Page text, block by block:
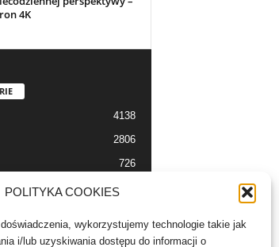
POLITYKA COOKIES
wykorzystujemy technologie takie jak
i/lub uzyskiwania dostępu do informacji o
4K
4138
2806
726
712